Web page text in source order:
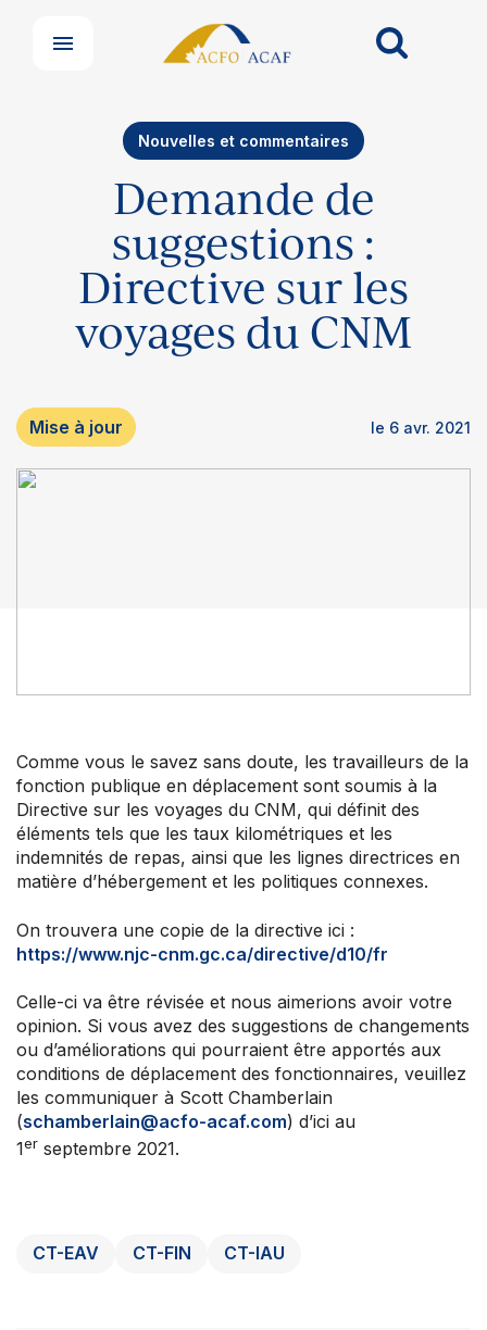
Centre de soutien aux membres
Nouvelles et commentaires
Demande de
suggestions :
Directive sur les
voyages du CNM
Mise à jour le 6 avr. 2021
Comme vous le savez sans doute, les travailleurs de la
fonction publique en déplacement sont soumis à la
Directive sur les voyages du CNM, qui définit des
éléments tels que les taux kilométriques et les
indemnités de repas, ainsi que les lignes directrices en
matière d’hébergement et les politiques connexes.
On trouvera une copie de la directive ici :
https://www.njc-cnm.gc.ca/directive/d10/fr
Celle-ci va être révisée et nous aimerions avoir votre
opinion. Si vous avez des suggestions de changements
ou d’améliorations qui pourraient être apportés aux
conditions de déplacement des fonctionnaires, veuillez
les communiquer à Scott Chamberlain
(schamberlain@acfo-acaf.com) d’ici au
1er septembre 2021.
CT-EAV CT-FIN CT-IAU